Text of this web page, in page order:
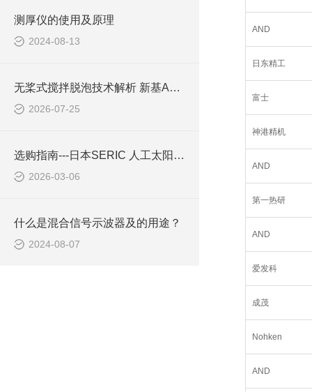
测厚仪的使用及原理
2024-08-13
无桨式搅拌脱泡技术解析 新基ARE-310S工作原理与技术优势
2026-07-25
选购指南---日本SERIC 人工太阳照明灯 XG-100A
2026-03-06
什么是混合信号示波器及的用途？
2024-08-07
AND
日东精工
富士
神港精机
AND
第一热研
AND
爱发科
成茂
Nohken
AND